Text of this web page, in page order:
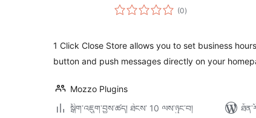
(0གདེང་
འཇོག་
)
1 Click Close Store allows you to set business
button and push messages directly on your
Mozzo Plugins
སྒྲིག་འཇུག་བྱས་ཚད། ཐེངས་ 10 ལས་ཉུང་བ།